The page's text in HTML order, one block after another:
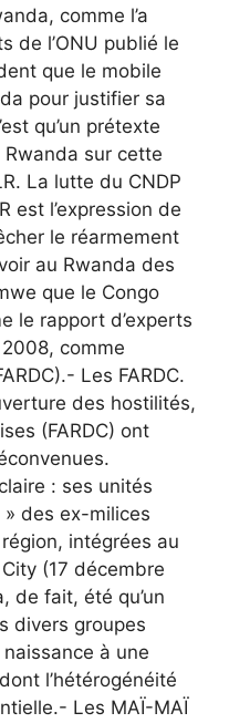
comme l’a
de l’ONU publié le
que le mobile
pour justifier sa
qu’un prétexte
sur cette
La lutte du CNDP
est l’expression de
le réarmement
au Rwanda des
que le Congo
le rapport d’experts
comme
Les FARDC.
des hostilités,
(FARDC) ont
: ses unités
des ex-milices
intégrées au
(17 décembre
de fait, été qu’un
divers groupes
naissance à une
l’hétérogénéité
Les MAÏ-MAÏ